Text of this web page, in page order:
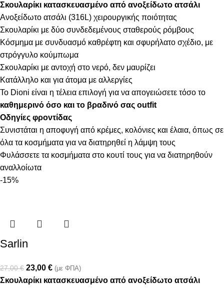
Σκουλαρίκι κατασκευασμένο από ανοξείδωτο ατσάλι
Ανοξείδωτο ατσάλι (316L) χειρουργικής ποιότητας
Σκουλαρίκι με δύο συνδεδεμένους σταθερούς ρόμβους
Κόσμημα με συνδυασμό καθρέφτη και σφυρήλατο σχέδιο, με
στρόγγυλο κούμπωμα
Σκουλαρίκι με αντοχή στο νερό, δεν μαυρίζει
Κατάλληλο και για άτομα με αλλεργίες
Το Dioni είναι η τέλεια επιλογή για να απογειώσετε τόσο το
καθημερινό όσο και το βραδινό σας outfit
Οδηγίες φροντίδας
Συνιστάται η αποφυγή από κρέμες, κολόνιες και έλαια, όπως σε
όλα τα κοσμήματα για να διατηρηθεί η λάμψη τους
Φυλάσσετε τα κοσμήματα στο κουτί τους για να διατηρηθούν
αναλλοίωτα
-15%
Sarlin
27,00€ 23,00 € (με ΦΠΑ)
Σκουλαρίκι κατασκευασμένο από ανοξείδωτο ατσάλι